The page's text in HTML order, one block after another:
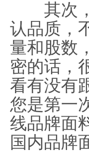
其次，
认品质，
量和股数
密的话，
看有没有
您是第一
线品牌面
国内品牌